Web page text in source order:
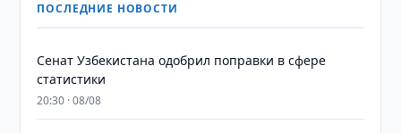
ПОСЛЕДНИЕ НОВОСТИ
Сенат Узбекистана одобрил поправки в сфере
статистики
20:30 · 08/08